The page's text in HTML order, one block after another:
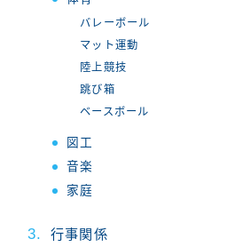
バレーボール
マット運動
陸上競技
跳び箱
ベースボール
図工
音楽
家庭
行事関係